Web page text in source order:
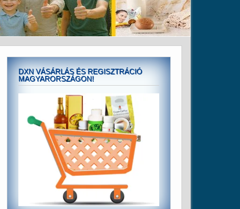
DXN VÁSÁRLÁS ÉS REGISZTRÁCIÓ
MAGYARORSZÁGON!